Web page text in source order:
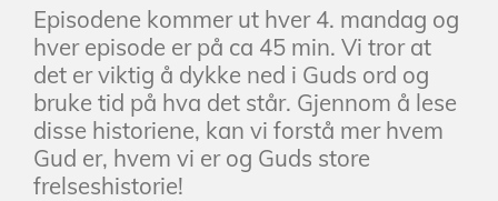
Episodene kommer ut hver 4. mandag og
hver episode er på ca 45 min. Vi tror at
det er viktig å dykke ned i Guds ord og
bruke tid på hva det står. Gjennom å lese
disse historiene, kan vi forstå mer hvem
Gud er, hvem vi er og Guds store
frelseshistorie!